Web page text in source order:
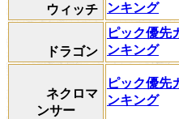
ウィッチ
ンキング
ドラゴン
ピック優先
ンキング
ネクロマ
ンサー
ピック優先
ンキング